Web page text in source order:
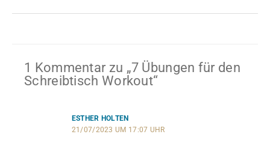
1 Kommentar zu „7 Übungen für den
Schreibtisch Workout“
ESTHER HOLTEN
21/07/2023 UM 17:07 UHR